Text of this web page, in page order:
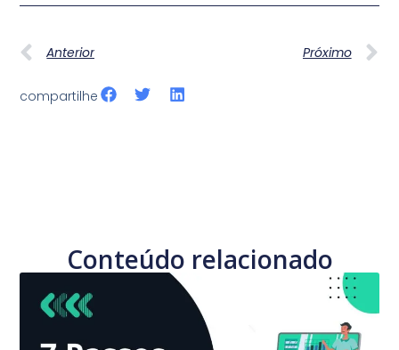
Anterior Próximo
compartilhe
Conteúdo relacionado